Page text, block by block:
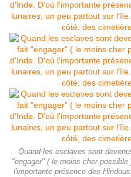
Quand les esclaves sont
"engager" ( le moins cher
l'importante présence des